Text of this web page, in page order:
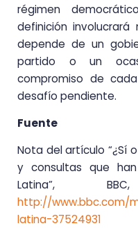
régimen
definición
depende de un
partido o un
compromiso de
desafío pendiente.
Fuente
Nota del artículo “¿Sí
y consultas que
Latina”,
http://www.bbc.com/
latina-37524931